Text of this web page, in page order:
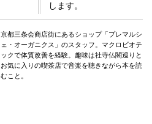
します。
京都三条会商店街にあるショップ「プレマルシ
ェ・オーガニクス」のスタッフ。マクロビオテ
ックで体質改善を経験。趣味は社寺仏閣巡りと
お気に入りの喫茶店で音楽を聴きながら本を読
むこと。